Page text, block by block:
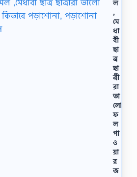
ল
,
মে
ধা
বী
ছা
ত্র
ছা
ত্রী
রা
ভা
লো
ফ
ল
পা
ও
য়া
র
জ